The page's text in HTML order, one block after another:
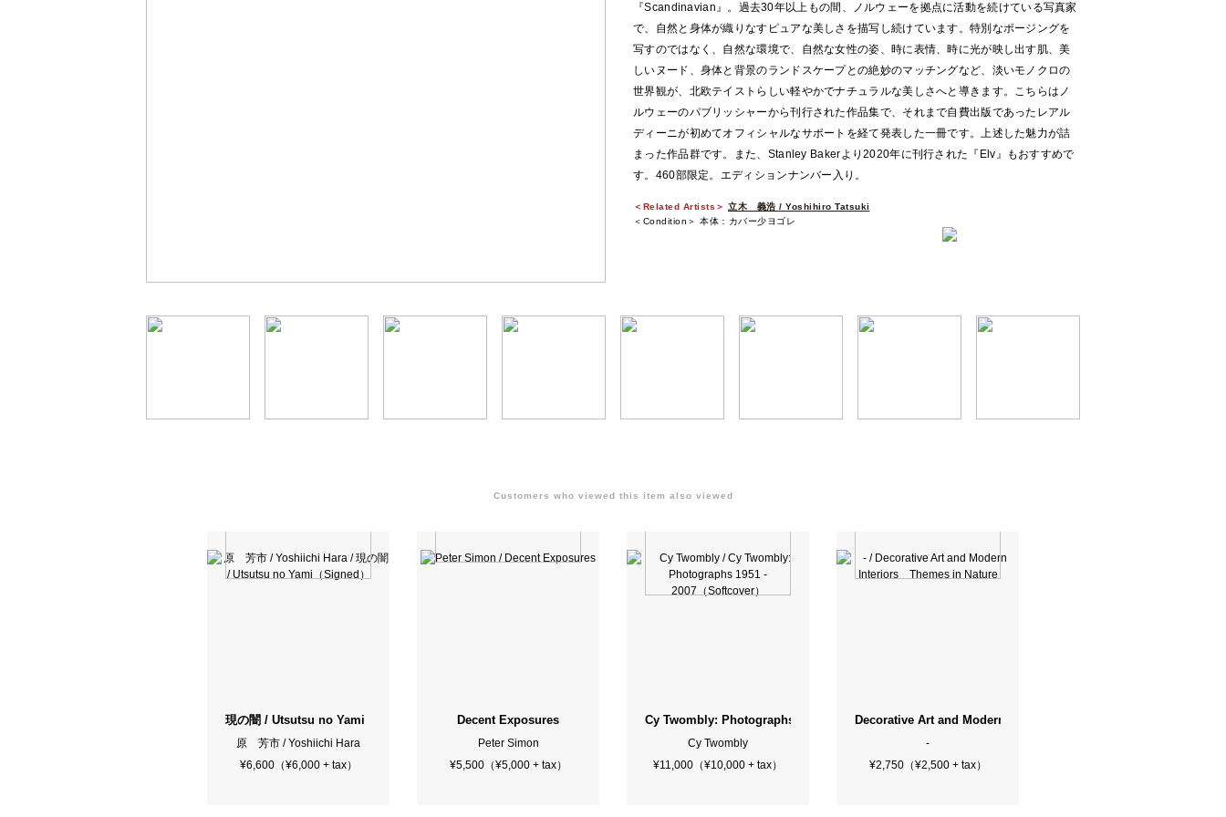
『Scandinavian』。過去30年以上もの間、ノルウェーを拠点に活動を続けている写真家
で、自然と身体が織りなすピュアな美しさを描写し続けています。特別なポージングを
写すのではなく、自然な環境で、自然な女性の姿、時に表情、時に光が映し出す肌、美
しいヌード、身体と背景のランドスケープとの絶妙のマッチングなど、淡いモノクロの
世界観が、北欧テイストらしい軽やかでナチュラルな美しさへと導きます。こちらはノ
ルウェーのパブリッシャーから刊行された作品集で、それまで自費出版であったレアル
ディーニが初めてオフィシャルなサポートを経て発表した一冊です。上述した魅力が詰
まった作品群です。また、Stanley Bakerより2020年に刊行された『Elv』もおすすめで
す。460部限定。エディションナンバー入り。
＜Related Artists＞ 立木 義浩 / Yoshihiro Tatsuki
＜Condition＞ 本体：カバー少ヨゴレ
Customers who viewed this item also viewed
現の闇 / Utsutsu no Yami（Signed）
原 芳市 / Yoshiichi Hara
¥6,600（¥6,000 + tax）
Decent Exposures
Peter Simon
¥5,500（¥5,000 + tax）
Cy Twombly: Photographs 1951 - 2007（Softcover）
Cy Twombly
¥11,000（¥10,000 + tax）
Decorative Art and Modern Interiors Themes in Nature
-
¥2,750（¥2,500 + tax）